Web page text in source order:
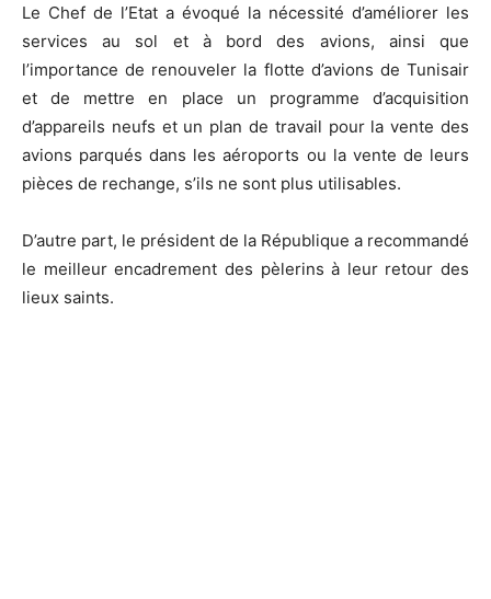
Le Chef de l’Etat a évoqué la nécessité d’améliorer les
services au sol et à bord des avions, ainsi que
l’importance de renouveler la flotte d’avions de Tunisair
et de mettre en place un programme d’acquisition
d’appareils neufs et un plan de travail pour la vente des
avions parqués dans les aéroports ou la vente de leurs
pièces de rechange, s’ils ne sont plus utilisables.
D’autre part, le président de la République a recommandé
le meilleur encadrement des pèlerins à leur retour des
lieux saints.